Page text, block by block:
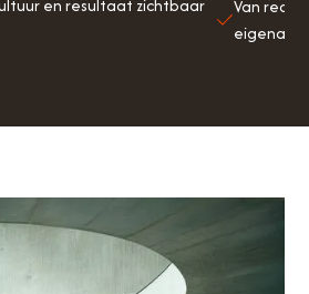
en resultaat zichtbaar
Van